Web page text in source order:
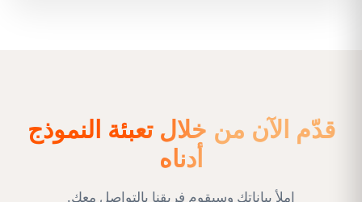
قدّم الآن من خلال تعبئة النموذج
أدناه
املأ بياناتك وسيقوم فريقنا بالتواصل معك.